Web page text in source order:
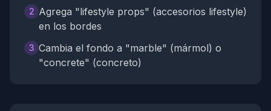
2 Agrega "lifestyle props" (accesorios lifestyle)
en los bordes
3 Cambia el fondo a "marble" (mármol) o
"concrete" (concreto)